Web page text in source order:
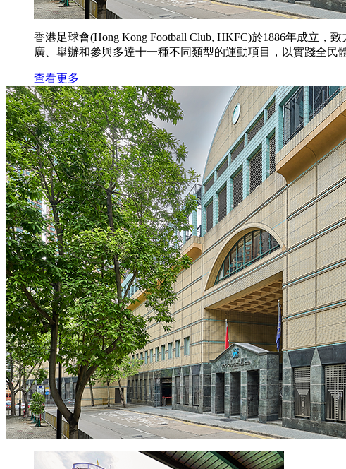
香港足球會(Hong Kong Football Club, HKFC)於1886年成立
廣、舉辦和參與多達十一種不同類型的運動項目，以實踐全民
查看更多